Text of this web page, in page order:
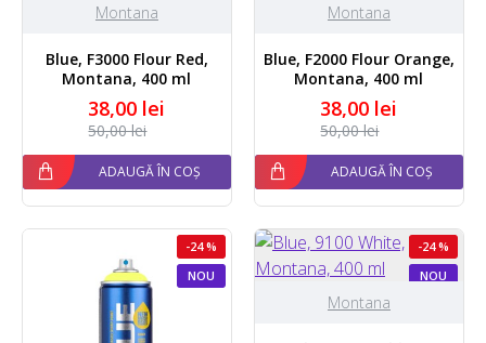
Montana
Blue, F3000 Flour Red,
Montana, 400 ml
38,00 lei
50,00 lei
ADAUGĂ ÎN COȘ
Montana
Blue, F2000 Flour Orange,
Montana, 400 ml
38,00 lei
50,00 lei
ADAUGĂ ÎN COȘ
NOU
-24 %
NOU
-24 %
Montana